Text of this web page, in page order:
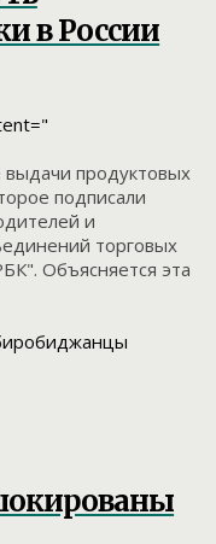
в России
продуктовых
подписали
и
торговых
Объясняется эта